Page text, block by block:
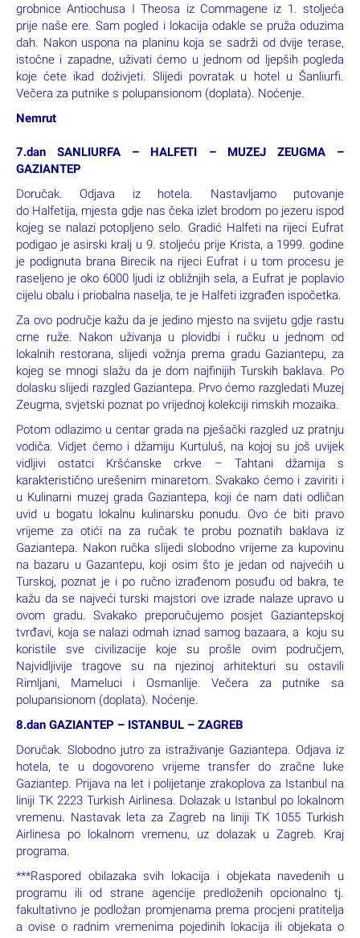
grobnice Antiochusa I Theosa iz Commagene iz 1. stoljeća
prije naše ere. Sam pogled i lokacija odakle se pruža oduzima
dah. Nakon uspona na planinu koja se sadrži od dvije terase,
istočne i zapadne, uživati ćemo u jednom od ljepših pogleda
koje ćete ikad doživjeti. Slijedi povratak u hotel u Šanliurfi.
Večera za putnike s polupansionom (doplata). Noćenje.
Nemrut
7.dan SANLIURFA – HALFETI – MUZEJ ZEUGMA –
GAZIANTEP
Doručak. Odjava iz hotela. Nastavljamo putovanje
do Halfetija, mjesta gdje nas čeka izlet brodom po jezeru ispod
kojeg se nalazi potopljeno selo. Gradić Halfeti na rijeci Eufrat
podigao je asirski kralj u 9. stoljeću prije Krista, a 1999. godine
je podignuta brana Birecik na rijeci Eufrat i u tom procesu je
raseljeno je oko 6000 ljudi iz obližnjih sela, a Eufrat je poplavio
cijelu obalu i priobalna naselja, te je Halfeti izgrađen ispočetka.
Za ovo područje kažu da je jedino mjesto na svijetu gdje rastu
crne ruže. Nakon uživanja u plovidbi i ručku u jednom od
lokalnih restorana, slijedi vožnja prema gradu Gaziantepu, za
kojeg se mnogi slažu da je dom najfinijih Turskih baklava. Po
dolasku slijedi razgled Gaziantepa. Prvo ćemo razgledati Muzej
Zeugma, svjetski poznat po vrijednoj kolekciji rimskih mozaika.
Potom odlazimo u centar grada na pješački razgled uz pratnju
vodiča. Vidjet ćemo i džamiju Kurtuluš, na kojoj su još uvijek
vidljivi ostatci Kršćanske crkve – Tahtani džamija s
karakteristično urešenim minaretom. Svakako ćemo i zaviriti i
u Kulinarni muzej grada Gaziantepa, koji će nam dati odličan
uvid u bogatu lokalnu kulinarsku ponudu. Ovo će biti pravo
vrijeme za otići na za ručak te probu poznatih baklava iz
Gaziantepa. Nakon ručka slijedi slobodno vrijeme za kupovinu
na bazaru u Gazantepu, koji osim što je jedan od najvećih u
Turskoj, poznat je i po ručno izrađenom posuđu od bakra, te
kažu da se najveći turski majstori ove izrade nalaze upravo u
ovom gradu. Svakako preporučujemo posjet Gaziantepskoj
tvrđavi, koja se nalazi odmah iznad samog bazaara, a koju su
koristile sve civilizacije koje su prošle ovim područjem,
Najvidljivije tragove su na njezinoj arhitekturi su ostavili
Rimljani, Mameluci i Osmanlije. Večera za putnike sa
polupansionom (doplata). Noćenje.
8.dan GAZIANTEP – ISTANBUL – ZAGREB
Doručak. Slobodno jutro za istraživanje Gaziantepa. Odjava iz
hotela, te u dogovoreno vrijeme transfer do zračne luke
Gaziantep. Prijava na let i polijetanje zrakoplova za Istanbul na
liniji TK 2223 Turkish Airlinesa. Dolazak u Istanbul po lokalnom
vremenu. Nastavak leta za Zagreb na liniji TK 1055 Turkish
Airlinesa po lokalnom vremenu, uz dolazak u Zagreb. Kraj
programa.
***Raspored obilazaka svih lokacija i objekata navedenih u
programu ili od strane agencije predloženih opcionalno tj.
fakultativno je podložan promjenama prema procjeni pratitelja
a ovise o radnim vremenima pojedinih lokacija ili objekata o